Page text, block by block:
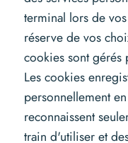
terminal lors de
réserve de vos
cookies sont gérés
Les cookies
personnellement
reconnaissent
train d'utiliser et